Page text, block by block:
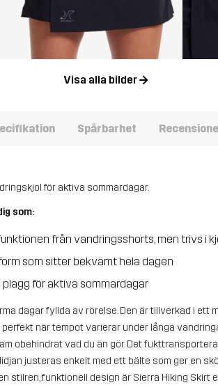
Visa alla bilder
Spårbarhet
för aktiva sommardagar.
som:
från vandringsshorts, men trivs i
som sitter bekvämt hela dagen
för aktiva sommardagar
dagar fyllda av rörelse. Den är tillverkad i
när tempot varierar under långa
obehindrat vad du än gör. Det
justeras enkelt med ett bälte som ger en
stilren, funktionell design är Sierra Hiking